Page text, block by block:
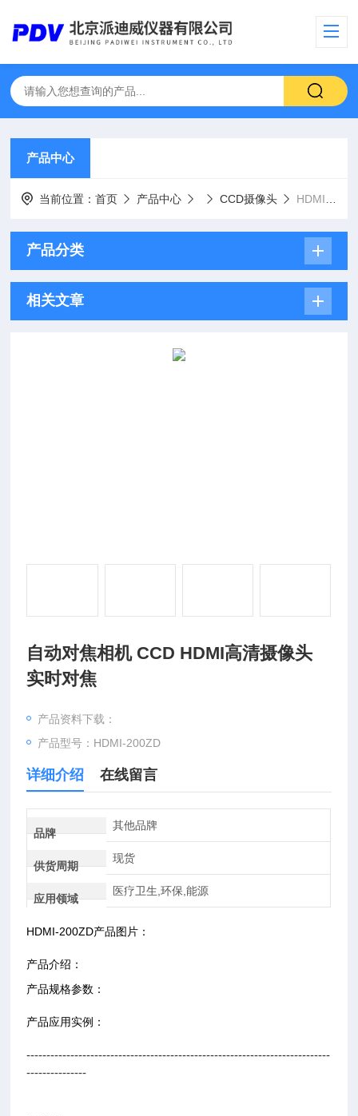
产品中心
当前位置：首页 产品中心 CCD摄像头 HDMI-200ZD自动对焦相机 CCD HDMI高清摄像头 实时对焦
产品分类
相关文章
自动对焦相机 CCD HDMI高清摄像头
实时对焦
产品资料下载：
产品型号：HDMI-200ZD
详细介绍 在线留言
品牌
其他品牌
供货周期
现货
应用领域
医疗卫生,环保,能源
HDMI-200ZD产品图片：
产品介绍：
产品规格参数：
产品应用实例：
----------------------------------------------------------------------------
---------------